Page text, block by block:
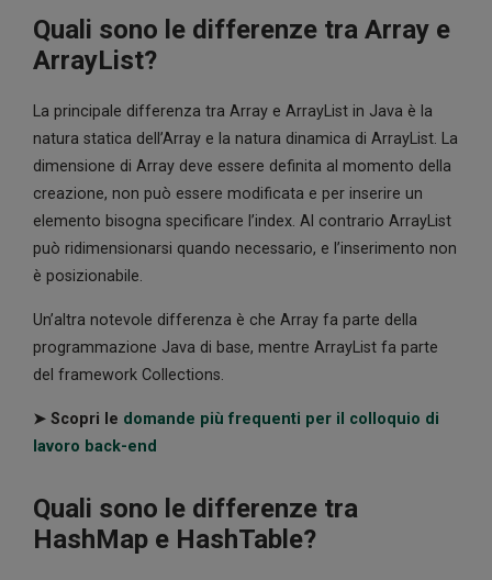
Quali sono le differenze tra Array e
ArrayList?
La principale differenza tra Array e ArrayList in Java è la
natura statica dell’Array e la natura dinamica di ArrayList. La
dimensione di Array deve essere definita al momento della
creazione, non può essere modificata e per inserire un
elemento bisogna specificare l’index. Al contrario ArrayList
può ridimensionarsi quando necessario, e l’inserimento non
è posizionabile.
Un’altra notevole differenza è che Array fa parte della
programmazione Java di base, mentre ArrayList fa parte
del framework Collections.
➤ Scopri le domande più frequenti per il colloquio di
lavoro back-end
Quali sono le differenze tra
HashMap e HashTable?